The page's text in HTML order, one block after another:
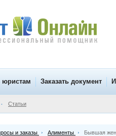
юристам Заказать документ
• Статьи
и заказы Алименты Бывшая